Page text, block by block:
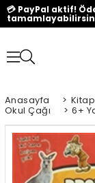
💳 PayPal aktif!
Anasayfa > Kitap
Okul Çağı > 6+